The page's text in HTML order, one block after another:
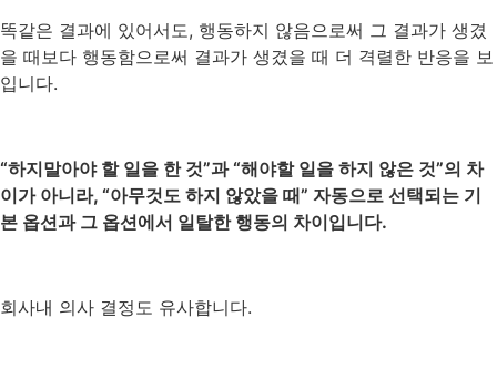
똑같은 결과에 있어서도, 행동하지 않음으로써 그 결과가 생겼
을 때보다 행동함으로써 결과가 생겼을 때 더 격렬한 반응을 보
입니다.
“하지말아야 할 일을 한 것”과“해야할 일을 하지 않은 것”의 차
이가 아니라, “아무것도 하지 않았을 때” 자동으로 선택되는 기
본 옵션과 그 옵션에서 일탈한 행동의 차이입니다.
회사내 의사 결정도 유사합니다.